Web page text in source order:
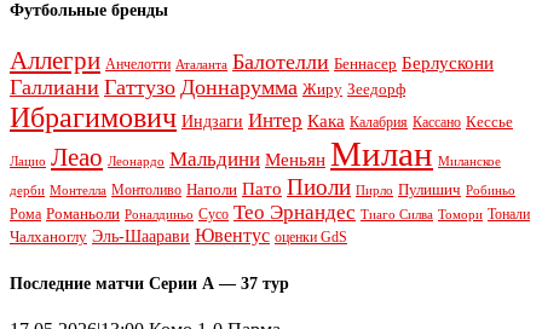
Футбольные бренды
Аллегри Анчелотти Аталанта Балотелли Беннасер Берлускони
Галлиани Гаттузо Доннарумма Жиру Зеедорф
Ибрагимович Индзаги Интер Кака Калабрия Кассано Кессье
Лацио Леао Леонардо Мальдини Меньян Милан Миланское
дерби Монтелла Монтоливо Наполи Пато Пиоли Пирло Пулишич Робиньо
Рома Романьоли Роналдиньо Сусо Тео Эрнандес Тиаго Силва Томори Тонали
Чалханоглу Эль-Шаарави Ювентус оценки GdS
Последние матчи Серии А — 37 тур